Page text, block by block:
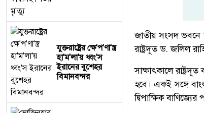
যুক্তরাষ্ট্রের ক্ষে'প'ণা'স্ত্র
হা'ম'লা'য় ধ্বং'স
ইরানের বুশেহর
বিমানবন্দর
জাতীয় সংসদ ভবনে
রাষ্ট্রদূত ড. জলিল
সাক্ষাৎকালে
হবে। একই সঙ্গে
দ্বিপাক্ষিক